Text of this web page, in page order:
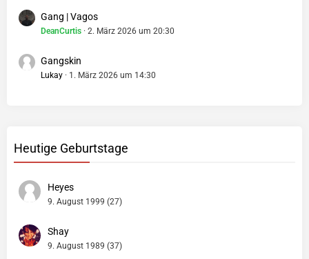
Gang | Vagos
DeanCurtis 2. März 2026 um 20:30
Gangskin
Lukay 1. März 2026 um 14:30
Heutige Geburtstage
Heyes
9. August 1999 (27)
Shay
9. August 1989 (37)